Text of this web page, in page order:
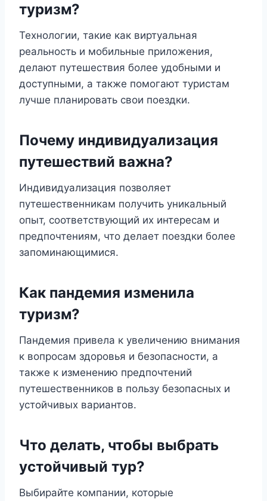
туризм?
Технологии, такие как виртуальная
реальность и мобильные приложения,
делают путешествия более удобными и
доступными, а также помогают туристам
лучше планировать свои поездки.
Почему индивидуализация
путешествий важна?
Индивидуализация позволяет
путешественникам получить уникальный
опыт, соответствующий их интересам и
предпочтениям, что делает поездки более
запоминающимися.
Как пандемия изменила
туризм?
Пандемия привела к увеличению внимания
к вопросам здоровья и безопасности, а
также к изменению предпочтений
путешественников в пользу безопасных и
устойчивых вариантов.
Что делать, чтобы выбрать
устойчивый тур?
Выбирайте компании, которые